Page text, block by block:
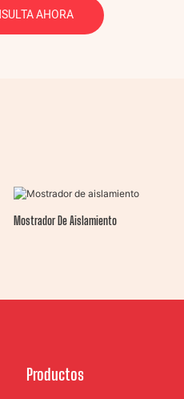
AHORA
Mostrador De Aislamiento
Productos